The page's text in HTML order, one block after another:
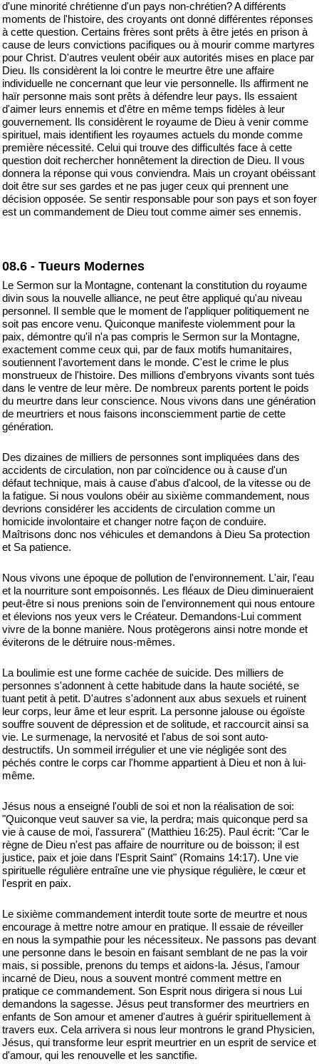
d'une minorité chrétienne d'un pays non-chrétien? A différents
moments de l'histoire, des croyants ont donné différentes réponses
à cette question. Certains frères sont prêts à être jetés en prison à
cause de leurs convictions pacifiques ou à mourir comme martyres
pour Christ. D'autres veulent obéir aux autorités mises en place par
Dieu. Ils considèrent la loi contre le meurtre être une affaire
individuelle ne concernant que leur vie personnelle. Ils affirment ne
haïr personne mais sont prêts à défendre leur pays. Ils essaient
d'aimer leurs ennemis et d'être en même temps fidèles à leur
gouvernement. Ils considèrent le royaume de Dieu à venir comme
spirituel, mais identifient les royaumes actuels du monde comme
première nécessité. Celui qui trouve des difficultés face à cette
question doit rechercher honnêtement la direction de Dieu. Il vous
donnera la réponse qui vous conviendra. Mais un croyant obéissant
doit être sur ses gardes et ne pas juger ceux qui prennent une
décision opposée. Se sentir responsable pour son pays et son foyer
est un commandement de Dieu tout comme aimer ses ennemis.
08.6 - Tueurs Modernes
Le Sermon sur la Montagne, contenant la constitution du royaume
divin sous la nouvelle alliance, ne peut être appliqué qu'au niveau
personnel. Il semble que le moment de l'appliquer politiquement ne
soit pas encore venu. Quiconque manifeste violemment pour la
paix, démontre qu'il n'a pas compris le Sermon sur la Montagne,
exactement comme ceux qui, par de faux motifs humanitaires,
soutiennent l'avortement dans le monde. C'est le crime le plus
monstrueux de l'histoire. Des millions d'embryons vivants sont tués
dans le ventre de leur mère. De nombreux parents portent le poids
du meurtre dans leur conscience. Nous vivons dans une génération
de meurtriers et nous faisons inconsciemment partie de cette
génération.
Des dizaines de milliers de personnes sont impliquées dans des
accidents de circulation, non par coïncidence ou à cause d'un
défaut technique, mais à cause d'abus d'alcool, de la vitesse ou de
la fatigue. Si nous voulons obéir au sixième commandement, nous
devrions considérer les accidents de circulation comme un
homicide involontaire et changer notre façon de conduire.
Maîtrisons donc nos véhicules et demandons à Dieu Sa protection
et Sa patience.
Nous vivons une époque de pollution de l'environnement. L'air, l'eau
et la nourriture sont empoisonnés. Les fléaux de Dieu diminueraient
peut-être si nous prenions soin de l'environnement qui nous entoure
et élevions nos yeux vers le Créateur. Demandons-Lui comment
vivre de la bonne manière. Nous protègerons ainsi notre monde et
éviterons de le détruire nous-mêmes.
La boulimie est une forme cachée de suicide. Des milliers de
personnes s'adonnent à cette habitude dans la haute société, se
tuant petit à petit. D'autres s'adonnent aux abus sexuels et ruinent
leur corps, leur âme et leur esprit. La personne jalouse ou égoïste
souffre souvent de dépression et de solitude, et raccourcit ainsi sa
vie. Le surmenage, la nervosité et l'abus de soi sont auto-
destructifs. Un sommeil irrégulier et une vie négligée sont des
péchés contre le corps car l'homme appartient à Dieu et non à lui-
même.
Jésus nous a enseigné l'oubli de soi et non la réalisation de soi:
"Quiconque veut sauver sa vie, la perdra; mais quiconque perd sa
vie à cause de moi, l'assurera" (Matthieu 16:25). Paul écrit: "Car le
règne de Dieu n'est pas affaire de nourriture ou de boisson; il est
justice, paix et joie dans l'Esprit Saint" (Romains 14:17). Une vie
spirituelle régulière entraîne une vie physique régulière, le cœur et
l'esprit en paix.
Le sixième commandement interdit toute sorte de meurtre et nous
encourage à mettre notre amour en pratique. Il essaie de réveiller
en nous la sympathie pour les nécessiteux. Ne passons pas devant
une personne dans le besoin en faisant semblant de ne pas la voir
mais, si possible, prenons du temps et aidons-la. Jésus, l'amour
incarné de Dieu, nous a souvent montré comment mettre en
pratique ce commandement. Son Esprit nous dirigera si nous Lui
demandons la sagesse. Jésus peut transformer des meurtriers en
enfants de Son amour et amener d'autres à guérir spirituellement à
travers eux. Cela arrivera si nous leur montrons le grand Physicien,
Jésus, qui transforme leur esprit meurtrier en un esprit de service et
d'amour, qui les renouvelle et les sanctifie.